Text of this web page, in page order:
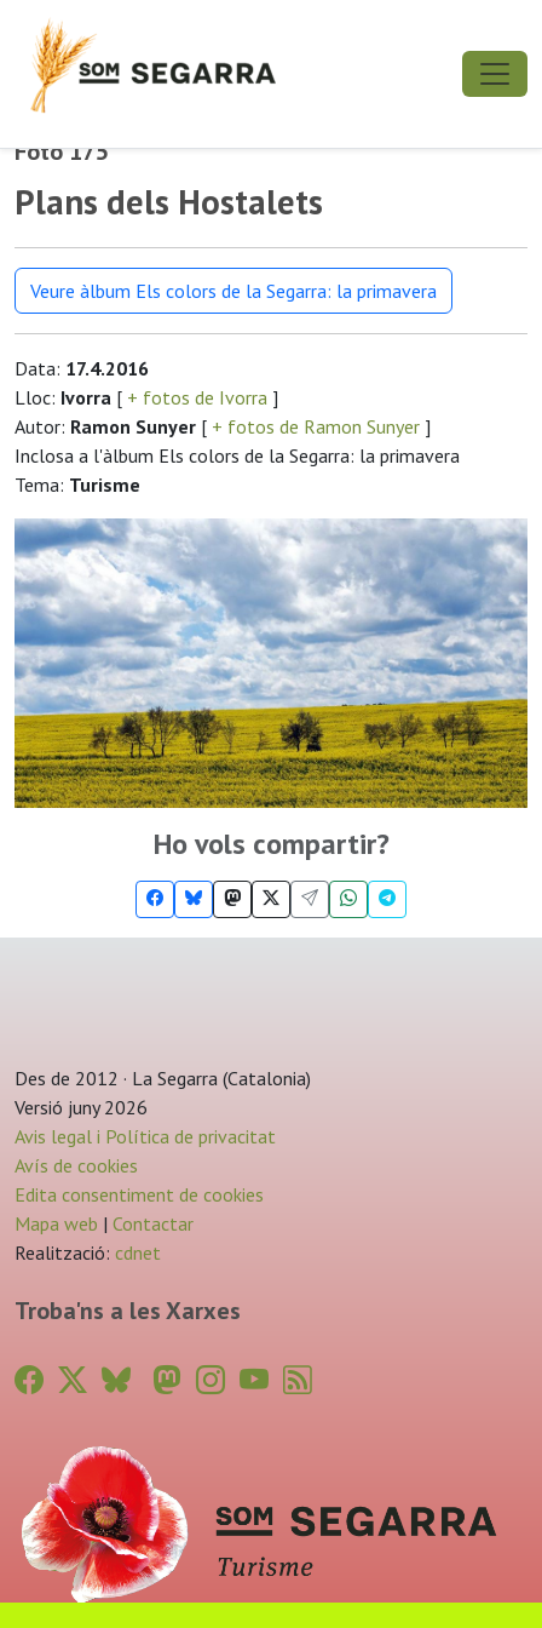
Foto 175
Plans dels Hostalets
Veure àlbum Els colors de la Segarra: la primavera
Data: 17.4.2016
Lloc: Ivorra [ + fotos de Ivorra ]
Autor: Ramon Sunyer [ + fotos de Ramon Sunyer ]
Inclosa a l'àlbum Els colors de la Segarra: la primavera
Tema: Turisme
Ho vols compartir?
Des de 2012 · La Segarra (Catalonia)
Versió juny 2026
Avis legal i Política de privacitat
Avís de cookies
Edita consentiment de cookies
Mapa web | Contactar
Realització: cdnet
Troba'ns a les Xarxes